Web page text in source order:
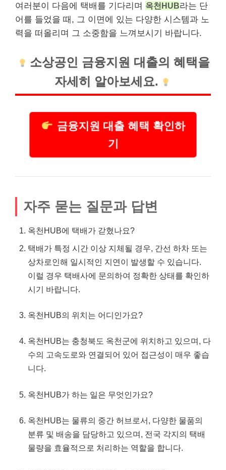
여러분이 다음에 택배를 기다리며 옥천HUB라는 단
어를 들었을 때, 그 이면에 있는 다양한 시스템과 노
력을 떠올리며 그 소중함을 느껴보시기 바랍니다.
소상공인 금융지원 대출의 혜택을
자세히 알아보세요.
금융지원 대출 혜택 확인하
기
자주 묻는 질문과 답변
옥천HUB에 택배가 갇혔나요?
택배가 특정 시간 이상 지체될 경우, 간선 하차 또는
상차로인해 일시적인 지연이 발생할 수 있습니다.
이럴 경우 택배사에 문의하여 정확한 상태를 확인하
시기 바랍니다.
옥천HUB의 위치는 어디인가요?
옥천HUB는 충청북도 옥천군에 위치하고 있으며, 다
수의 고속도로와 연결되어 있어 접근성이 매우 좋습
니다.
옥천HUB가 하는 일은 무엇인가요?
옥천HUB는 물류의 중간 허브로서, 다양한 물품의
분류 및 배송을 담당하고 있으며, 전국 각지의 택배
물량을 효율적으로 처리하는 역할을 합니다.